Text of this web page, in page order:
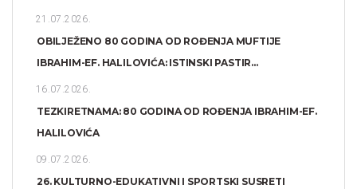
21.07.2026.
OBILJEŽENO 80 GODINA OD ROĐENJA MUFTIJE
IBRAHIM-EF. HALILOVIĆA: ISTINSKI PASTIR...
16.07.2026.
TEZKIRETNAMA: 80 GODINA OD ROĐENJA IBRAHIM-EF.
HALILOVIĆA
09.07.2026.
26. KULTURNO-EDUKATIVNI I SPORTSKI SUSRETI